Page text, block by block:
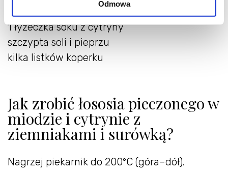
Odmowa
2 łyżki jogurtu naturalnego
1 łyżeczka soku z cytryny
szczypta soli i pieprzu
kilka listków koperku
Jak zrobić łososia pieczonego w
miodzie i cytrynie z
ziemniakami i surówką?
Nagrzej piekarnik do 200°C (góra–dół).